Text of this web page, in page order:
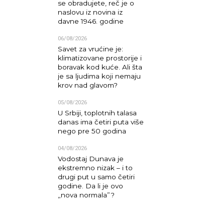
se obradujete, reč je o
naslovu iz novina iz
davne 1946. godine
06/08/2026
Savet za vrućine je:
klimatizovane prostorije i
boravak kod kuće. Ali šta
je sa ljudima koji nemaju
krov nad glavom?
05/08/2026
U Srbiji, toplotnih talasa
danas ima četiri puta više
nego pre 50 godina
04/08/2026
Vodostaj Dunava je
ekstremno nizak – i to
drugi put u samo četiri
godine. Da li je ovo
„nova normala”?